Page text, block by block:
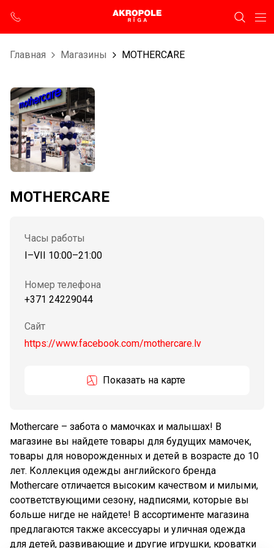
Главная Магазины MOTHERCARE
MOTHERCARE
Часы работы
I–VII 10:00–21:00
Номер телефона
+371 24229044
Сайт
https://www.facebook.com/mothercare.lv
Показать на карте
Mothercare – забота о мамочках и малышах! В
магазине вы найдете товары для будущих мамочек,
товары для новорожденных и детей в возрасте до 10
лет. Коллекция одежды английского бренда
Mothercare отличается высоким качеством и милыми,
соответствующими сезону, надписями, которые вы
больше нигде не найдете! В ассортименте магазина
предлагаются также аксессуары и уличная одежда
для детей, развивающие и другие игрушки, кроватки